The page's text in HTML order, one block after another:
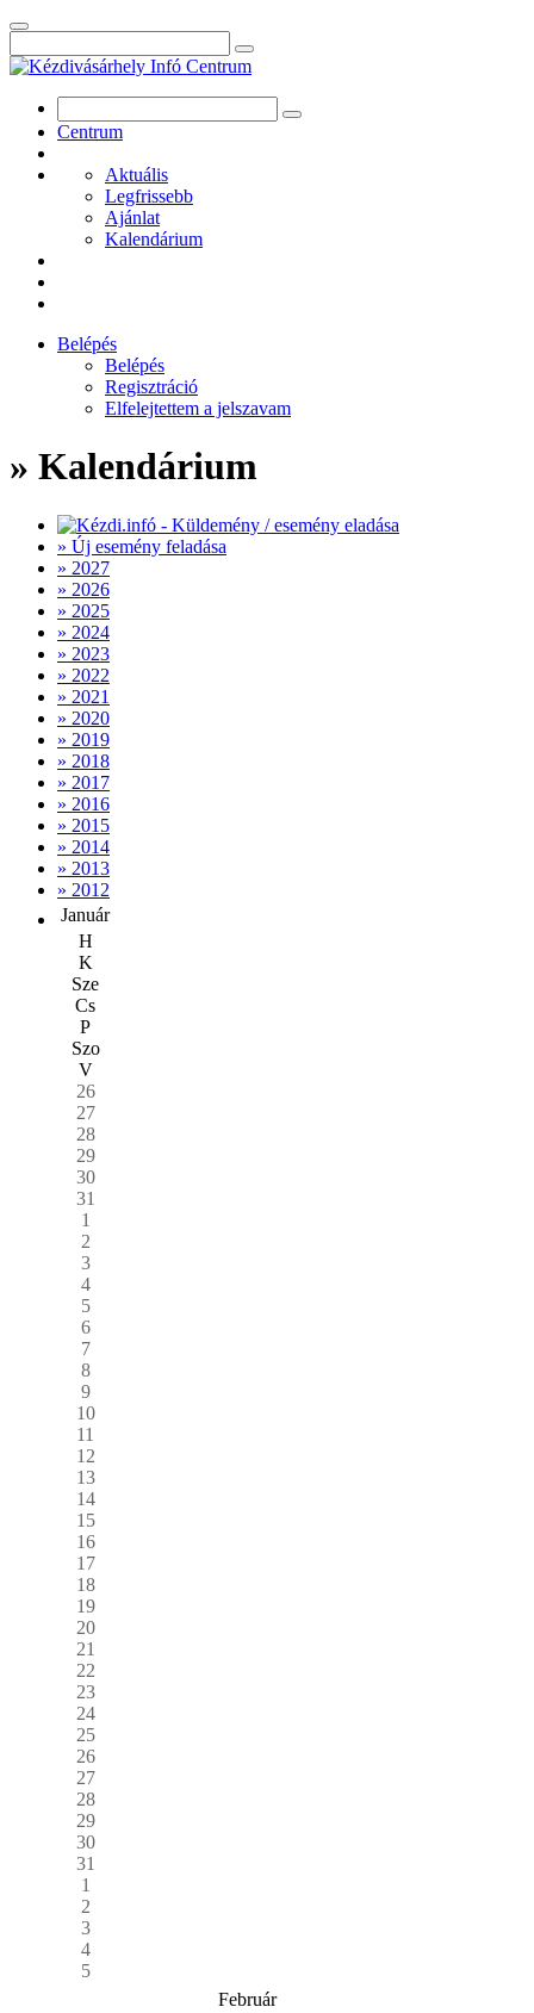
Centrum
Aktuális
Legfrissebb
Ajánlat
Kalendárium
Belépés
Belépés
Regisztráció
Elfelejtettem a jelszavam
» Kalendárium
» Új esemény feladása
» 2027
» 2026
» 2025
» 2024
» 2023
» 2022
» 2021
» 2020
» 2019
» 2018
» 2017
» 2016
» 2015
» 2014
» 2013
» 2012
Január
H
K
Sze
Cs
P
Szo
V
26
27
28
29
30
31
1
2
3
4
5
6
7
8
9
10
11
12
13
14
15
16
17
18
19
20
21
22
23
24
25
26
27
28
29
30
31
1
2
3
4
5
Február